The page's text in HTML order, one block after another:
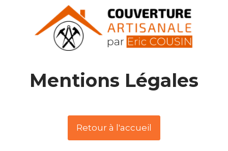
Mentions Légales
Retour à l'accueil